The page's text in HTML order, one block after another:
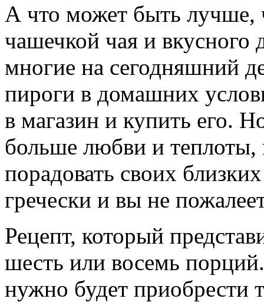
А что может быть лучше,
чашечкой чая и вкусного
многие на сегодняшний
пироги в домашних
в магазин и купить его.
больше любви и теплоты,
порадовать своих
гречески и вы не
Рецепт, который
шесть или восемь
нужно будет приобрести